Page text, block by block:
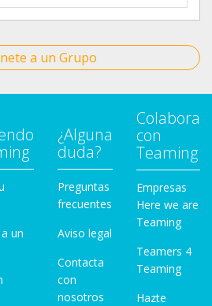
a un Grupo
un
¿Alguna
duda?
Preguntas
frecuentes
Aviso legal
Contacta
con
nosotros
Colabora
con
Teaming
Empresas
Here we are
Teaming
Teamers 4
Teaming
Hazte